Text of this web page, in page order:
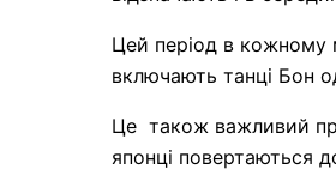
Цей період в кожному
включають танці Бон
Це також важливий
японці повертаються